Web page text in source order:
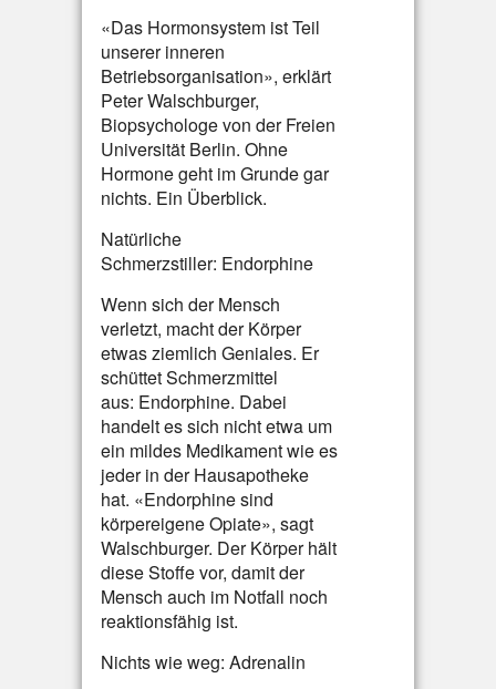
«Das Hormonsystem ist Teil
unserer inneren
Betriebsorganisation», erklärt
Peter Walschburger,
Biopsychologe von der Freien
Universität Berlin. Ohne
Hormone geht im Grunde gar
nichts. Ein Überblick.
Natürliche
Schmerzstiller: Endorphine
Wenn sich der Mensch
verletzt, macht der Körper
etwas ziemlich Geniales. Er
schüttet Schmerzmittel
aus: Endorphine. Dabei
handelt es sich nicht etwa um
ein mildes Medikament wie es
jeder in der Hausapotheke
hat. «Endorphine sind
körpereigene Opiate», sagt
Walschburger. Der Körper hält
diese Stoffe vor, damit der
Mensch auch im Notfall noch
reaktionsfähig ist.
Nichts wie weg: Adrenalin